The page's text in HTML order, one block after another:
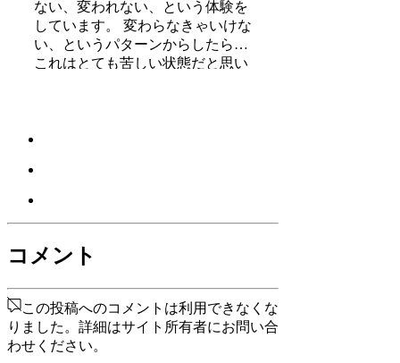
も精神的に一人で頑張って人に
は、どこか共通の強さを感じま
す。きっと一人で辛いこと、大変
なことを乗
ない、変われない、という体験を
しています。 変わらなきゃいけな
い、というパターンからしたら、
これはとても苦しい状態だと思い
コメント
この投稿へのコメントは利用できなくな
りました。詳細はサイト所有者にお問い合
わせください。